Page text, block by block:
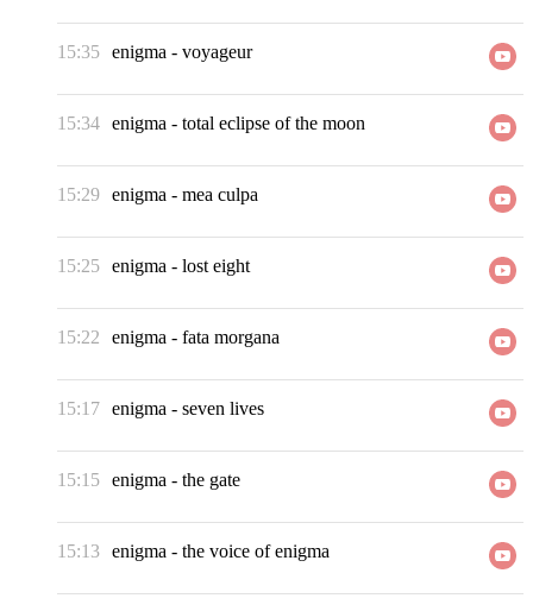
15:35 enigma - voyageur
15:34 enigma - total eclipse of the moon
15:29 enigma - mea culpa
15:25 enigma - lost eight
15:22 enigma - fata morgana
15:17 enigma - seven lives
15:15 enigma - the gate
15:13 enigma - the voice of enigma